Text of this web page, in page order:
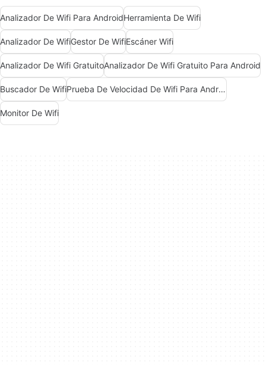
Analizador De Wifi Para AndroidHerramienta De Wifi
Analizador De WifiGestor De WifiEscáner Wifi
Analizador De Wifi GratuitoAnalizador De Wifi Gratuito Para Android
Buscador De Wifi Prueba De Velocidad De Wifi Para Android
Monitor De Wifi